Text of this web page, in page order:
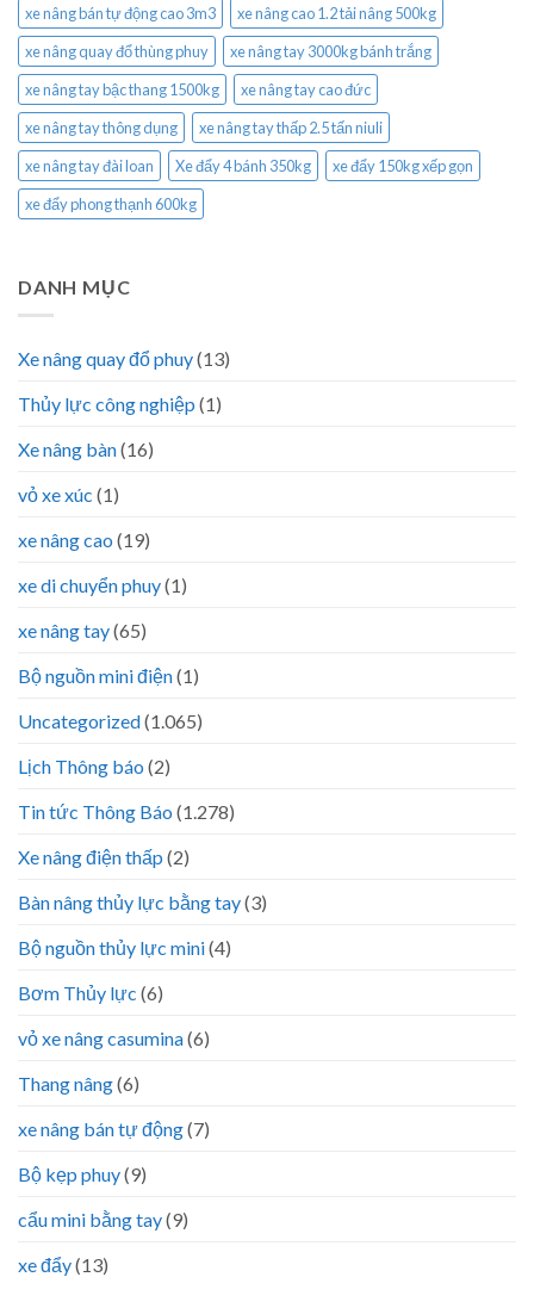
xe nâng bán tự động cao 3m3
xe nâng cao 1.2 tải nâng 500kg
xe nâng quay đổ thùng phuy
xe nâng tay 3000kg bánh trắng
xe nâng tay bậc thang 1500kg
xe nâng tay cao đức
xe nâng tay thông dụng
xe nâng tay thấp 2.5 tấn niuli
xe nâng tay đài loan
Xe đẩy 4 bánh 350kg
xe đẩy 150kg xếp gọn
xe đẩy phong thạnh 600kg
DANH MỤC
Xe nâng quay đổ phuy(13)
Thủy lực công nghiệp (1)
Xe nâng bàn(16)
vỏ xe xúc (1)
xe nâng cao (19)
xe di chuyển phuy(1)
xe nâng tay(65)
Bộ nguồn mini điện(1)
Uncategorized(1.065)
Lịch Thông báo (2)
Tin tức Thông Báo (1.278)
Xe nâng điện thấp (2)
Bàn nâng thủy lực bằng tay(3)
Bộ nguồn thủy lực mini(4)
Bơm Thủy lực (6)
vỏ xe nâng casumina(6)
Thang nâng(6)
xe nâng bán tự động(7)
Bộ kẹp phuy(9)
cẩu mini bằng tay(9)
xe đẩy(13)